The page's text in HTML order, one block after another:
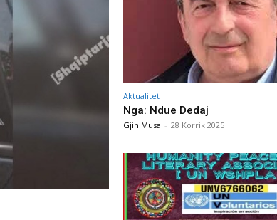
Aktualitet
Nga: Ndue Dedaj
Gjin Musa - 28 Korrik 2025